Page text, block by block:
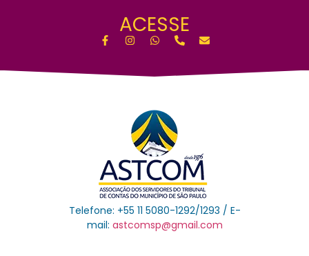
ACESSE
Telefone: +55 11 5080-1292/1293 / E-
mail: astcomsp@gmail.com